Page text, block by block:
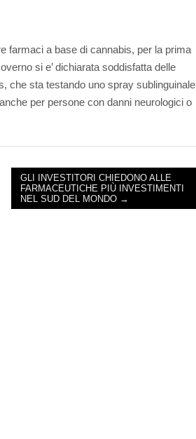
farmaci a base di cannabis, per la prima
si e’ dichiarata soddisfatta delle
che sta testando uno spray sublinguinale
per persone con danni neurologici o
GLI INVESTITORI CHIEDONO ALLE
FARMACEUTICHE PIÙ INVESTIMENTI
NEL SUD DEL MONDO →